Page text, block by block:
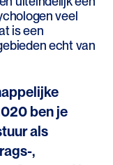
veel
is een
echt van
ben je
als
,